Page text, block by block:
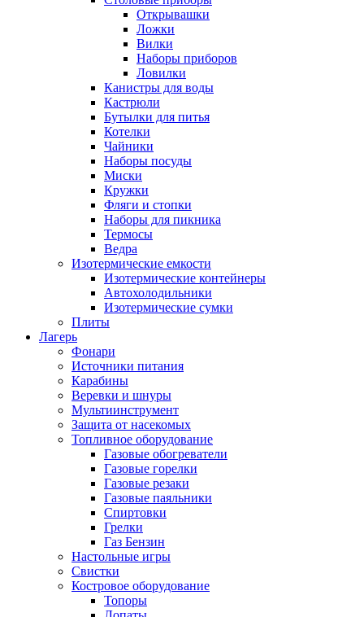
Открывашки
Ложки
Вилки
Наборы приборов
Ловилки
Канистры для воды
Кастрюли
Бутылки для питья
Котелки
Чайники
Наборы посуды
Миски
Кружки
Фляги и стопки
Наборы для пикника
Термосы
Ведра
Изотермические емкости
Изотермические контейнеры
Автохолодильники
Изотермические сумки
Плиты
Лагерь
Фонари
Источники питания
Карабины
Веревки и шнуры
Мультиинструмент
Защита от насекомых
Топливное оборудование
Газовые обогреватели
Газовые горелки
Газовые резаки
Газовые паяльники
Спиртовки
Грелки
Газ Бензин
Настольные игры
Свистки
Костровое оборудование
Топоры